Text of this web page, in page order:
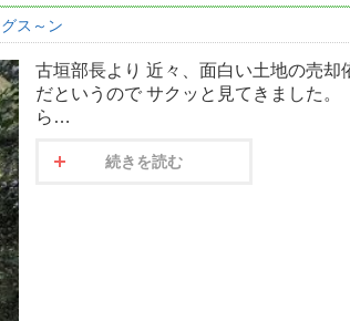
ス～ン
古垣部長より 近々、面白い土地の売却
だというので サクッと見てきました
ら…
続きを読む